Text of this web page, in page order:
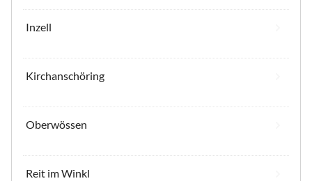
Inzell
Kirchanschöring
Oberwössen
Reit im Winkl